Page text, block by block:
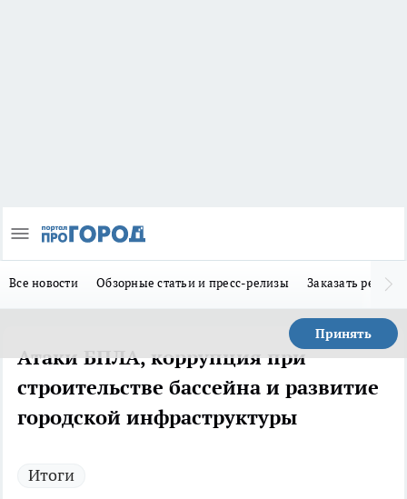
Все новости Обзорные статьи и пресс-релизы Заказать
Принять
Атаки БПЛА, коррупция при
строительстве бассейна и развитие
городской инфраструктуры
Итоги